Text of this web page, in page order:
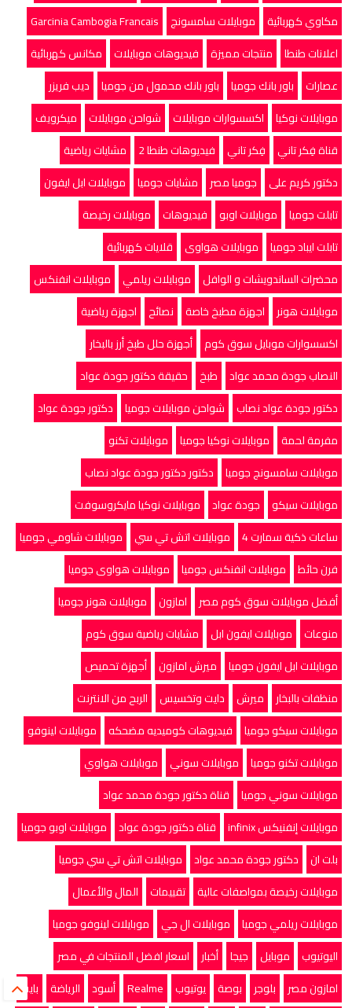
مكاوي كهربائية
موبايلات سامسونج
Garcinia Cambogia Francais
اعلانات طنطا
منتجات مميزة فيديوهات موبايلات
مكانس كهربائية
عصارات
باور بانك جوميا باور بانك محمول من جوميا
ديب فريزر
موبايلات نوكيا
اكسسوارات موبايلات شواحن موبايلات
ميكرويف
قناة فِكر تاني
فِكر تاني فيديوهات طنطا 2
مشايات رياضية
دكتور كريم على
جوميا مصر مشايات جوميا
موبايلات ابل ايفون
تابلت جوميا
موبايلات اوبو فيديوهات
موبايلات رخيصة
تابلت ايباد جوميا
موبايلات هواوى
قلايات كهربائية
محضرات الساندويشات و الوافل
موبايلات ريلمي
موبايلات انفنکس
موبايلات هونر
اجهزة مطبخ خاصة نصائح
اجهزة رياضية
اكسسوارات موبايل سوق كوم أجهزة حلل طبخ أرز بالبخار
النصاب جودة محمد عواد
طبخ
حقيقة دكتور جودة عواد
دكتور جودة عواد نصاب
شواحن موبايلات جوميا
دكتور جودة عواد
مفرمة لحمة
موبايلات نوكيا جوميا
موبايلات تكنو
موبايلات سامسونج جوميا
دكتور دكتور جودة عواد نصاب
موبايلات سيكو
جودة عواد
موبايلات نوكيا مايكروسوفت
ساعات ذكية سمارت 4
موبايلات اتش تي سي
موبايلات شاومي جوميا
فرن حائط
موبايلات انفنکس جوميا
موبايلات هواوى جوميا
أفضل موبايلات سوق كوم مصر
امازون
موبايلات هونر جوميا
منوعات
موبايلات ايفون ابل
مشايات رياضية سوق كوم
موبايلات ابل ايفون جوميا
ميرش امازون أجهزة تحميص
منظفات بالبخار
ميرش دايت وتخسيس
الربح من الانترنت
موبايلات سيكو جوميا
فيديوهات كوميديه مضحكه
موبايلات لينوفو
موبايلات تكنو جوميا
موبايلات سوني
موبايلات هواوي
موبايلات سوني جوميا
قناة دكتور جودة محمد عواد
موبايلات إنفنيكس infinix
قناة دكتور جودة عواد
موبايلات اوبو جوميا
بلت ان
دكتور جودة محمد عواد
موبايلات اتش تي سي جوميا
موبايلات رخيصة بمواصفات عالية تقييمات
المال والأعمال
موبايلات ريلمي جوميا
موبايلات ال جي
موبايلات لينوفو جوميا
اليوتيوب
موبايل جيجا أخبار
اسعار افضل المنتجات في مصر
امازون مصر
بلوجر بوصة يوتيوب Realme أسود الرياضة بايت